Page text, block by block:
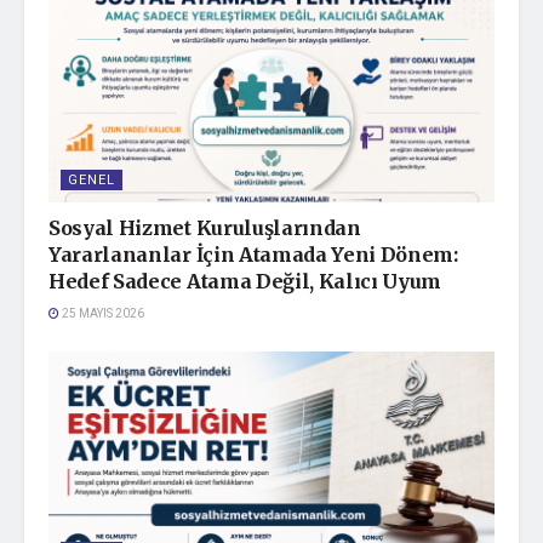
toksik olmaktan kaçamayan bir baba. Günümüzde de
birçok insanın kendinden bir parça bulabileceği bir
hikaye.”
Oyuncu Belçim Bilgin ise genç bir kızı olan bir anneye
hayat verdiğini ve Gökçen Usta’nın daha önce ilk
çalışmalarının anlamlı olduğunu söyledi.
Filmde canlandırdığı “Merve” karakterine dair, “Derinden
baktığımda aslında ben Merve’yi böyle filmin sonuna
kadar derin bir uykuda gibi düşünüyorum. Sistemin
aslında aynılaştırdığı tempoda kendine hiç dönüp başka
bir yerden bakma fırsatı bulamamış. Kendi ruhuna, özüne
çok zaman ayıramamış bir kadın olduğunu düşünüyorum.
Zorbalık hikayesi anlatırken, aslında ağaç ve meyve
meselesi gibi kökler nasıl olursa çocuklar da ona göre
GENEL
Sosyal Hizmet Kuruluşlarından
Yararlananlar İçin Atamada Yeni Dönem:
Hedef Sadece Atama Değil, Kalıcı Uyum
25 MAYIS 2026